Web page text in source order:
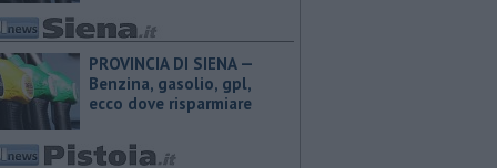
PROVINCIA DI SIENA — ​
Benzina, gasolio, gpl,
ecco dove risparmiare